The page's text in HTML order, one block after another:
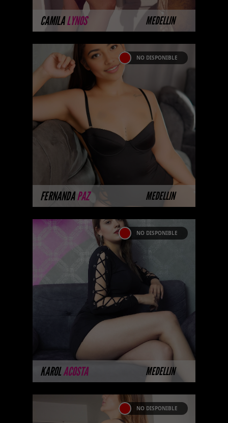
CAMILALYNOS MEDELLIN
MÁS INFORMACIÓN
FERNANDAPAZ MEDELLIN
NO DISPONIBLE
FERNANDA PAZ
Hola me llamo Fernanda Paz,
chica hermosa de medellin ,
tengo 22 años, mi piel es blanca
y cabello castaño , ven a
divertirte ...
MÁS INFORMACIÓN
KAROLACOSTA MEDELLIN
NO DISPONIBLE
KAROL ACOSTA
Las mejores prepagos escorts,
call girls, putas, putas y
acompañantes universitarias vip
en Colombia. La mejor agencia
de Colombia ...
MÁS INFORMACIÓN
NO DISPONIBLE
JESSICA FOSTER